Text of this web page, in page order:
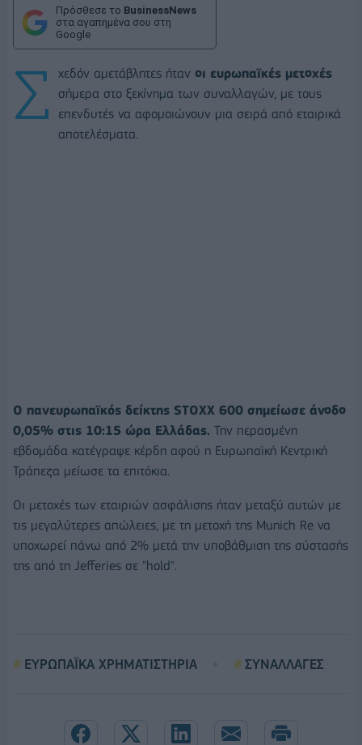
Πρόσθεσε το BusinessNews
στα αγαπημένα σου στη
Google
Σ χεδόν αμετάβλητες ήταν οι ευρωπαϊκές μετοχές
σήμερα στο ξεκίνημα των συναλλαγών, με τους
επενδυτές να αφομοιώνουν μια σειρά από εταιρικά
αποτελέσματα.
Ο πανευρωπαϊκός δείκτης STOXX 600 σημείωσε άνοδο
0,05% στις 10:15 ώρα Ελλάδας. Την περασμένη
εβδομάδα κατέγραψε κέρδη αφού η Ευρωπαϊκή Κεντρική
Τράπεζα μείωσε τα επιτόκια.
Οι μετοχές των εταιριών ασφάλισης ήταν μεταξύ αυτών με
τις μεγαλύτερες απώλειες, με τη μετοχή της Munich Re να
υποχωρεί πάνω από 2% μετά την υποβάθμιση της σύστασής
της από τη Jefferies σε "hold".
ΕΥΡΩΠΑΪΚΑ ΧΡΗΜΑΤΙΣΤΗΡΙΑ ΣΥΝΑΛΛΑΓΕΣ